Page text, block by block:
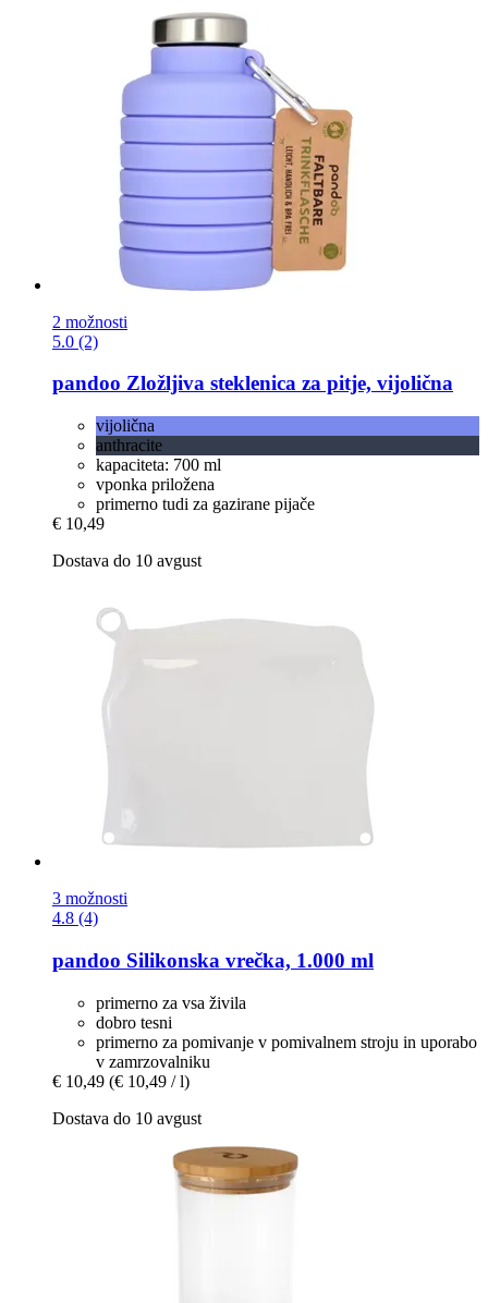
2 možnosti
5.0 (2)
pandoo Zložljiva steklenica za pitje, vijolična
vijolična
anthracite
kapaciteta: 700 ml
vponka priložena
primerno tudi za gazirane pijače
€ 10,49
Dostava do 10 avgust
3 možnosti
4.8 (4)
pandoo Silikonska vrečka, 1.000 ml
primerno za vsa živila
dobro tesni
primerno za pomivanje v pomivalnem stroju in uporabo
v zamrzovalniku
€ 10,49 (€ 10,49 / l)
Dostava do 10 avgust